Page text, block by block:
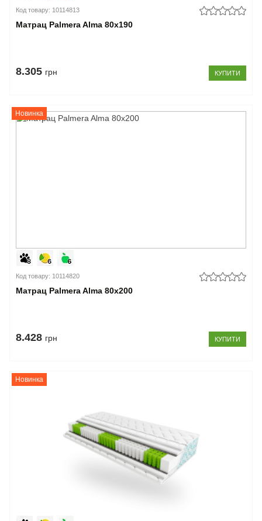
Код товару: 10114813
Матрац Palmera Alma 80x190
8.305 грн КУПИТИ
Новинка
Код товару: 10114820
Матрац Palmera Alma 80x200
8.428 грн КУПИТИ
Новинка